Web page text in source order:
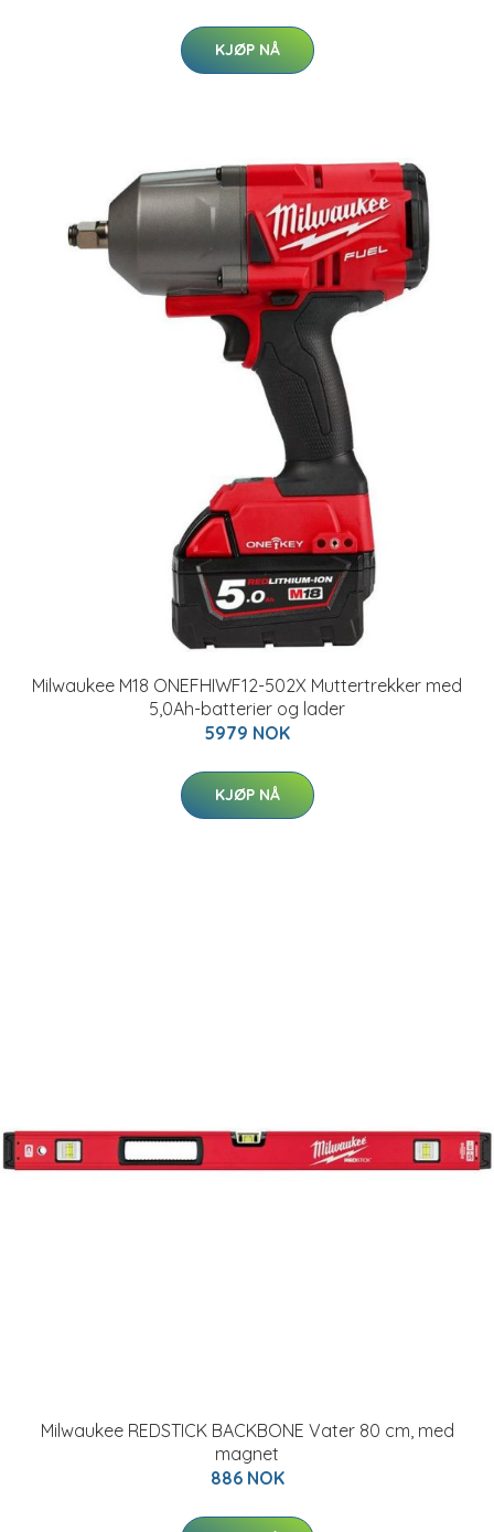
KJØP NÅ
Milwaukee M18 ONEFHIWF12-502X Muttertrekker med
5,0Ah-batterier og lader
5979 NOK
KJØP NÅ
Milwaukee REDSTICK BACKBONE Vater 80 cm, med
magnet
886 NOK